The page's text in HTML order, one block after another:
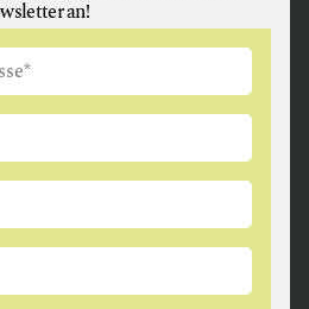
an!